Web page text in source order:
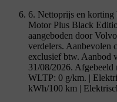
6. Nettoprijs en korting
Motor Plus Black
aangeboden door
verdelers. Aanbevolen
exclusief btw. Aanbod
31/08/2026. Afgebeeld
WLTP: 0 g/km. |
kWh/100 km |